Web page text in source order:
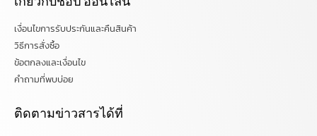
เงื่อนไขการรับประกันและคืนสินค้า
วิธีการสั่งซื้อ
ข้อตกลงและเงื่อนไข
คำถามที่พบบ่อย
ติดตามข่าวสารได้ที่